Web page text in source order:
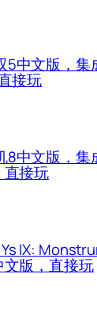
5中文版，集
接玩
8中文版，集
直接玩
IX:
文版，直接玩